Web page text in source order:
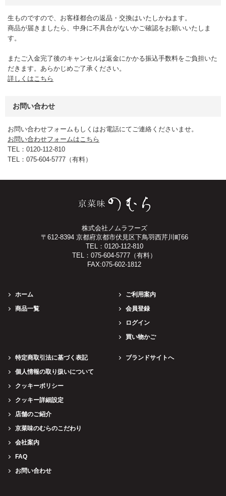
生ものですので、お客様都合の返品・交換はいたしかねます。
商品が届きましたら、中身に不具合がないかご確認をお願いいたしま
す。
またご入金完了後のキャンセルは返金にかかる振込手数料をご負担いた
だきます。あらかじめご了承ください。
詳しくはこちら
お問い合わせ
お問い合わせフォームもしくはお電話にてご連絡くださいませ。
お問い合わせフォームはこちら
TEL：0120-112-810
TEL：075-604-5777（有料）
株式会社ノムラフーズ
〒612-8394 京都府京都市伏見区下鳥羽西芹川町66
TEL：0120-112-810
TEL：075-604-5777（有料）
FAX:075-602-1812
ホーム
商品一覧
ご利用案内
会員登録
ログイン
買い物かご
特定商取引法に基づく表記
個人情報の取り扱いについて
クッキーポリシー
クッキー詳細設定
店舗のご紹介
京菜味のむらのこだわり
会社案内
FAQ
お問い合わせ
ブランドサイトへ